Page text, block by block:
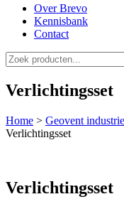
Over Brevo
Kennisbank
Contact
Verlichtingsset
Home > Geovent
Verlichtingsset
Verlichtingsset